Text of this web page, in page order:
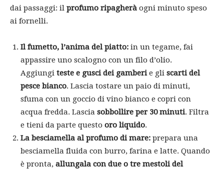
dai passaggi: il profumo ripagherà ogni minuto speso
ai fornelli.
Il fumetto, l’anima del piatto: in un tegame, fai
appassire uno scalogno con un filo d’olio.
Aggiungi teste e gusci dei gamberi e gli scarti del
pesce bianco. Lascia tostare un paio di minuti,
sfuma con un goccio di vino bianco e copri con
acqua fredda. Lascia sobbollire per 30 minuti. Filtra
e tieni da parte questo oro liquido.
La besciamella al profumo di mare: prepara una
besciamella fluida con burro, farina e latte. Quando
è pronta, allungala con due o tre mestoli del